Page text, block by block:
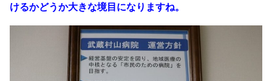
けるかどうか大きな境目になりますね。